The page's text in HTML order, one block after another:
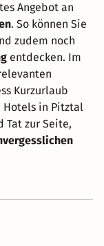
Angebot an
. So können Sie
zudem noch
entdecken. Im
Kurzurlaub
Hotels in Pitztal
Tat zur Seite,